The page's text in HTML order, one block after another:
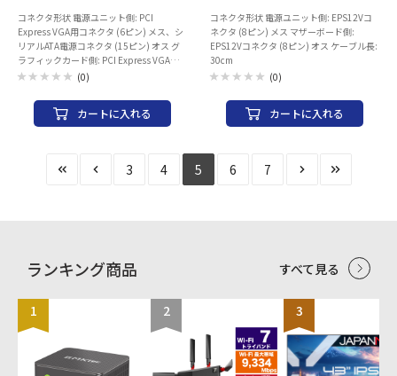
コネクタ形状 電源ユニット側: PCI
Express VGA用コネクタ (6ピン) メス、シ
リアルATA電源コネクタ (15ピン) オス グ
ラフィックカード側: PCI Express VGA用
コネクタ (8ピン) オス ケーブル長: 15cm
(0)
カートに入れる
コネクタ形状 電源ユニット側: EPS12Vコ
ネクタ (8ピン) メス マザーボード側:
EPS12Vコネクタ (8ピン) オス ケーブル長:
30cm
(0)
カートに入れる
3 4 5 6 7
ランキング商品 すべて見る
1 2 3